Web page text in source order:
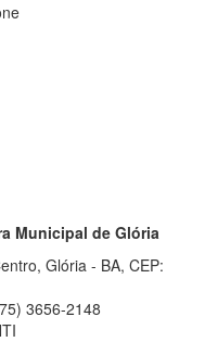
Municipal de Glória
Glória - BA, CEP:
3656-2148